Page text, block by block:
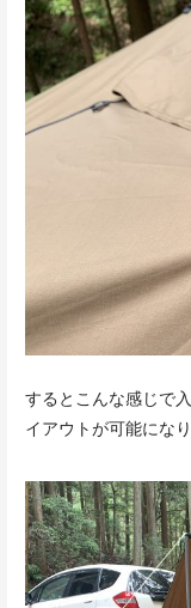
するとこんな感じで
イアウトが可能になり